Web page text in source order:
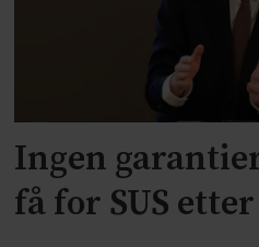
Ingen
få for SUS